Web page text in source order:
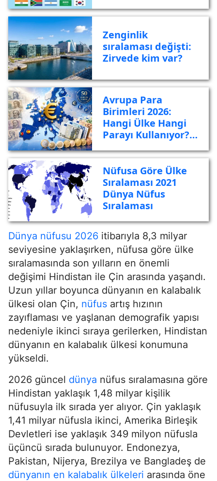
Zenginlik
sıralaması değişti:
Zirvede kim var?
Avrupa Para
Birimleri 2026:
Hangi Ülke Hangi
Parayı Kullanıyor?
Öncesi Para
Birimleri ve
Geçerlilik Rehberi
Nüfusa Göre Ülke
Sıralaması 2021
Dünya Nüfus
Sıralaması
Dünya nüfusu 2026 itibarıyla 8,3 milyar
seviyesine yaklaşırken, nüfusa göre ülke
sıralamasında son yılların en önemli
değişimi Hindistan ile Çin arasında yaşandı.
Uzun yıllar boyunca dünyanın en kalabalık
ülkesi olan Çin, nüfus artış hızının
zayıflaması ve yaşlanan demografik yapısı
nedeniyle ikinci sıraya gerilerken, Hindistan
dünyanın en kalabalık ülkesi konumuna
yükseldi.
2026 güncel dünya nüfus sıralamasına göre
Hindistan yaklaşık 1,48 milyar kişilik
nüfusuyla ilk sırada yer alıyor. Çin yaklaşık
1,41 milyar nüfusla ikinci, Amerika Birleşik
Devletleri ise yaklaşık 349 milyon nüfusla
üçüncü sırada bulunuyor. Endonezya,
Pakistan, Nijerya, Brezilya ve Bangladeş de
dünyanın en kalabalık ülkeleri arasında öne